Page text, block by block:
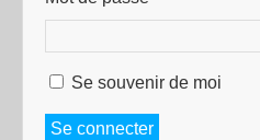
Se souvenir de moi
Se connecter